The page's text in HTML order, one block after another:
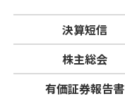
決算短信
株主総会
有価証券報告書